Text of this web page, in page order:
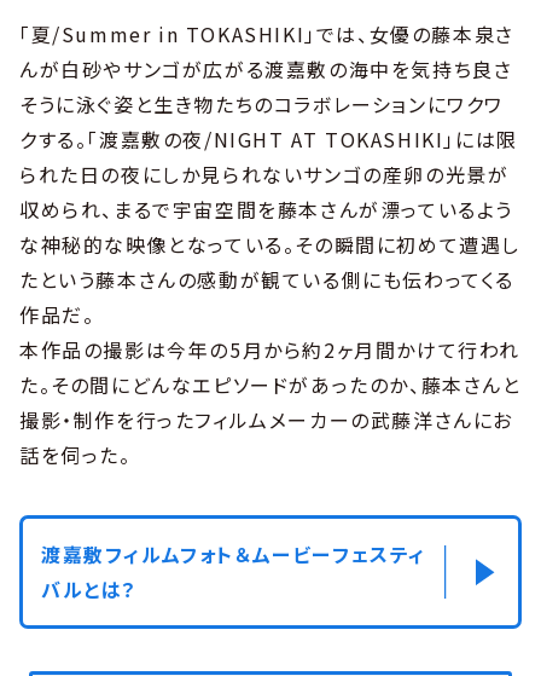
「夏/Summer in TOKASHIKI」では、女優の藤本泉さ
んが白砂やサンゴが広がる渡嘉敷の海中を気持ち良さ
そうに泳ぐ姿と生き物たちのコラボレーションにワクワ
クする。「渡嘉敷の夜/NIGHT AT TOKASHIKI」には限
られた日の夜にしか見られないサンゴの産卵の光景が
収められ、まるで宇宙空間を藤本さんが漂っているよう
な神秘的な映像となっている。その瞬間に初めて遭遇し
たという藤本さんの感動が観ている側にも伝わってくる
作品だ。
本作品の撮影は今年の5月から約2ヶ月間かけて行われ
た。その間にどんなエピソードがあったのか、藤本さんと
撮影・制作を行ったフィルムメーカーの武藤洋さんにお
話を伺った。
渡嘉敷フィルムフォト＆ムービーフェスティ
バルとは？